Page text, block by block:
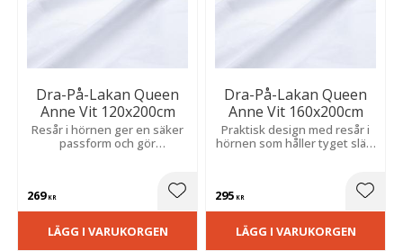
Dra-På-Lakan Queen
Anne Vit 120x200cm
Resår i hörnen ger en säker
passform och gör
269KR Lägg till i favoriter
LÄGG I VARUKORGEN
Dra-På-Lakan Queen
Anne Vit 160x200cm
Praktisk design med resår i
hörnen som håller tyget slätt
295 KR
LÄGG I VARUKORGEN